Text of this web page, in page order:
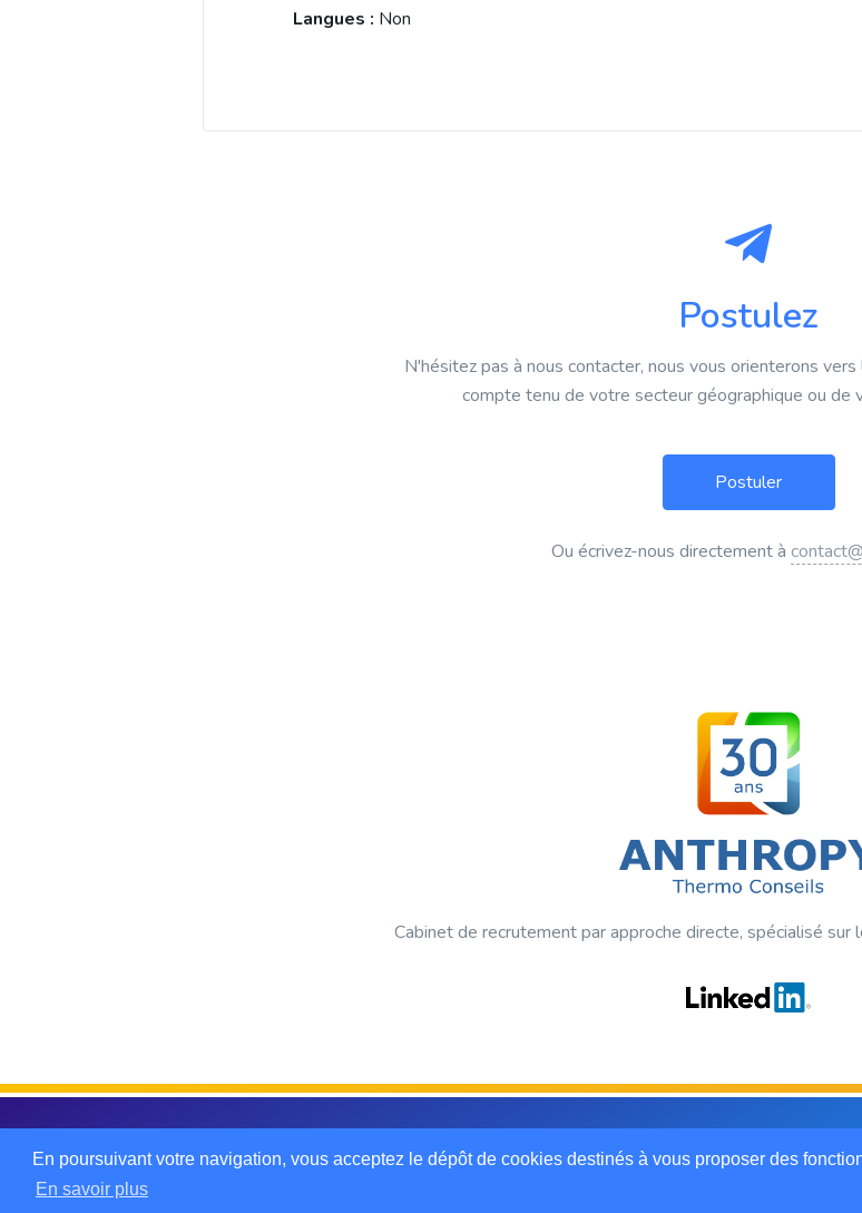
En poursuivant votre navigation, vous acceptez le dépôt de cookies destinés à vous proposer des
En savoir plus
Langues : Non
Postulez
N'hésitez pas à nous contacter, nous vous orienterons
compte tenu de votre secteur géographique ou de
Ou écrivez-nous directement à
Cabinet de recrutement par approche directe, spécialisé sur
2019 © ANTHROPY Thermo Conseils. Tous droits réservés.